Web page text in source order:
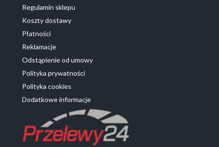
Regulamin sklepu
Koszty dostawy
Płatności
Reklamacje
Odstąpienie od umowy
Polityka prywatności
Polityka cookies
Dodatkowe informacje